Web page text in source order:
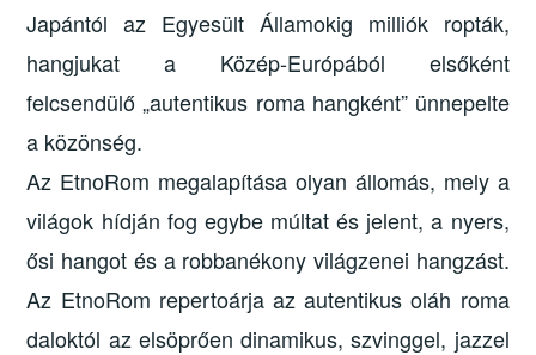
Japántól az Egyesült Államokig milliók ropták,
hangjukat a Közép-Európából elsőként
felcsendülő „autentikus roma hangként” ünnepelte
a közönség.
Az EtnoRom megalapítása olyan állomás, mely a
világok hídján fog egybe múltat és jelent, a nyers,
ősi hangot és a robbanékony világzenei hangzást.
Az EtnoRom repertoárja az autentikus oláh roma
daloktól az elsöprően dinamikus, szvinggel, jazzel